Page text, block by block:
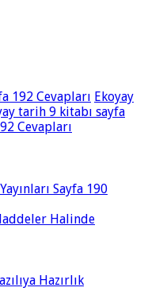
192 Cevapları Ekoyay
tarih 9 kitabı sayfa
Cevapları
Sayfa 190
Halinde